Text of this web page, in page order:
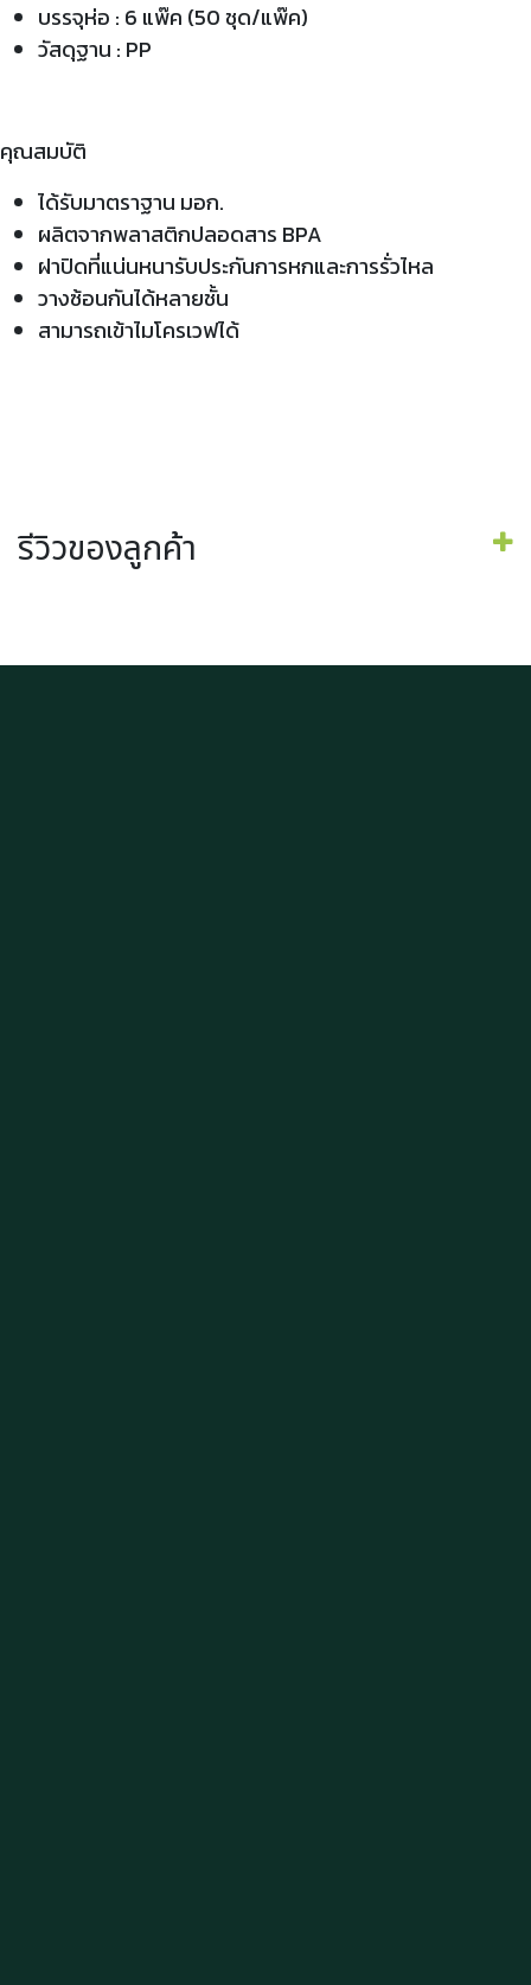
บรรจุห่อ : 6 แพ๊ค (50 ชุด/แพ๊ค)
วัสดุฐาน : PP
คุณสมบัติ
ได้รับมาตราฐาน มอก.
ผลิตจากพลาสติกปลอดสาร BPA
ฝาปิดที่แน่นหนารับประกันการหกและการรั่วไหล
วางซ้อนกันได้หลายชั้น
สามารถเข้าไมโครเวฟได้
รีวิวของลูกค้า